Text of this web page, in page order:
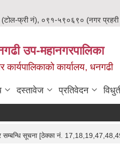
फ्री नं), ०९१-५९०६९० (नगर
उप-महानगरपालिका
कार्यपालिकाको कार्यालय, धनगढी
दस्तावेज प्रतिवेदन
सूचना [ठेक्का नं.